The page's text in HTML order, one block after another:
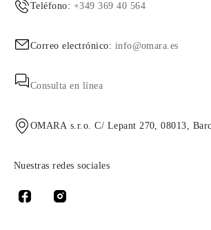
Teléfono: +349 369 40 564
Correo electrónico: info@omara.es
Consulta en línea
OMARA s.r.o. C/ Lepant 270, 08013,
Nuestras redes sociales